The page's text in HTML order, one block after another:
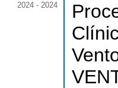
2024 - 2024